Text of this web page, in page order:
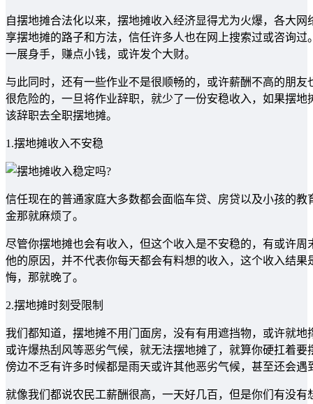
自摆地摊合法化以来，摆地摊收入经济显得尤为火爆，各大
享摆地摊的路子和方法，信任许多人也在网上搜索过或咨询
一展身手，赚点小钱，或许发个大财。
与此同时，还有一些作业不是很顺畅的，或许薪酬不高的朋
很危险的，一旦将作业辞职，就少了一份安稳收入，如果摆
该辞职去全职摆地摊。
1.摆地摊收入不安稳
信任现在的普通家庭大多数都会面临车贷、房贷以及小孩的
金那就麻烦了。
尽管你摆地摊也会有收入，但这个收入是不安稳的，有或许
他的原因，并不代表你每天都会有料想的收入，这个收入结
悔，那就晚了。
2.摆地摊时刻受限制
我们都知道，摆地摊不用门面房，没有有用遮挡物，或许就
或许爆热刮风等恶劣气候，就无法摆地摊了，就算你硬扛着
傍边不乏有许多时候都是雨天或许其他恶劣气候，甚至还会
就像我们都说农民工薪酬很高，一天好几百，但是你们有没